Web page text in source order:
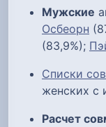
Мужские
Осбеорн
(83,9%);
Списки
женских с
Расчет